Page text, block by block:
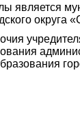
является
округа